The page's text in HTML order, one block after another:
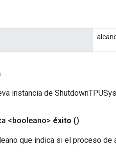
instancia de
<booleano> éxito ()
que indica si el proceso